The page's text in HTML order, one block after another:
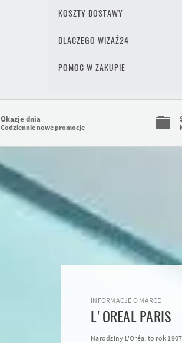
KOSZTY DOSTAWY
DLACZEGO WIZAŻ24
POMOC W ZAKUPIE
Okazje dnia
Codziennie nowe promocje
INFORMACJE O MARCE
L'OREAL PARIS
Narodziny L'Oréal to rok